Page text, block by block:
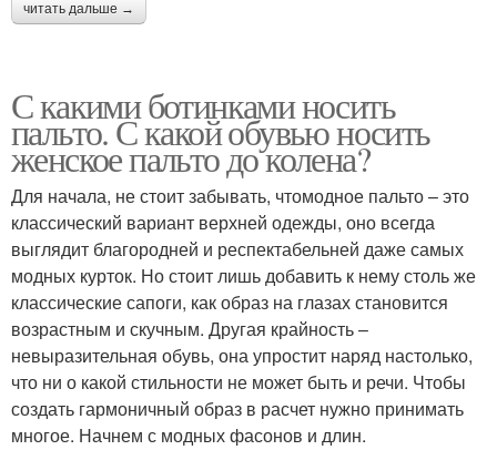
читать дальше →
С какими ботинками носить
пальто. С какой обувью носить
женское пальто до колена?
Для начала, не стоит забывать, чтомодное пальто – это
классический вариант верхней одежды, оно всегда
выглядит благородней и респектабельней даже самых
модных курток. Но стоит лишь добавить к нему столь же
классические сапоги, как образ на глазах становится
возрастным и скучным. Другая крайность –
невыразительная обувь, она упростит наряд настолько,
что ни о какой стильности не может быть и речи. Чтобы
создать гармоничный образ в расчет нужно принимать
многое. Начнем с модных фасонов и длин.